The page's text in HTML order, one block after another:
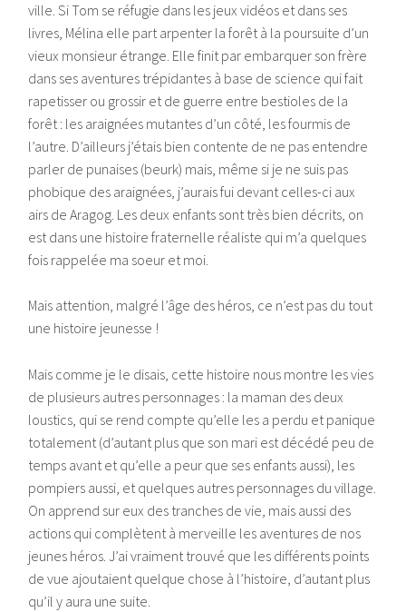
ville. Si Tom se réfugie dans les jeux vidéos et dans ses
livres, Mélina elle part arpenter la forêt à la poursuite d’un
vieux monsieur étrange. Elle finit par embarquer son frère
dans ses aventures trépidantes à base de science qui fait
rapetisser ou grossir et de guerre entre bestioles de la
forêt : les araignées mutantes d’un côté, les fourmis de
l’autre. D’ailleurs j’étais bien contente de ne pas entendre
parler de punaises (beurk) mais, même si je ne suis pas
phobique des araignées, j’aurais fui devant celles-ci aux
airs de Aragog. Les deux enfants sont très bien décrits, on
est dans une histoire fraternelle réaliste qui m’a quelques
fois rappelée ma soeur et moi.
Mais attention, malgré l’âge des héros, ce n’est pas du tout
une histoire jeunesse !
Mais comme je le disais, cette histoire nous montre les vies
de plusieurs autres personnages : la maman des deux
loustics, qui se rend compte qu’elle les a perdu et panique
totalement (d’autant plus que son mari est décédé peu de
temps avant et qu’elle a peur que ses enfants aussi), les
pompiers aussi, et quelques autres personnages du village.
On apprend sur eux des tranches de vie, mais aussi des
actions qui complètent à merveille les aventures de nos
jeunes héros. J’ai vraiment trouvé que les différents points
de vue ajoutaient quelque chose à l’histoire, d’autant plus
qu’il y aura une suite.